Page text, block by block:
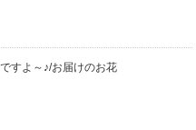
すよ～♪/お届けのお花